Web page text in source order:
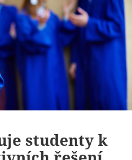
studenty k